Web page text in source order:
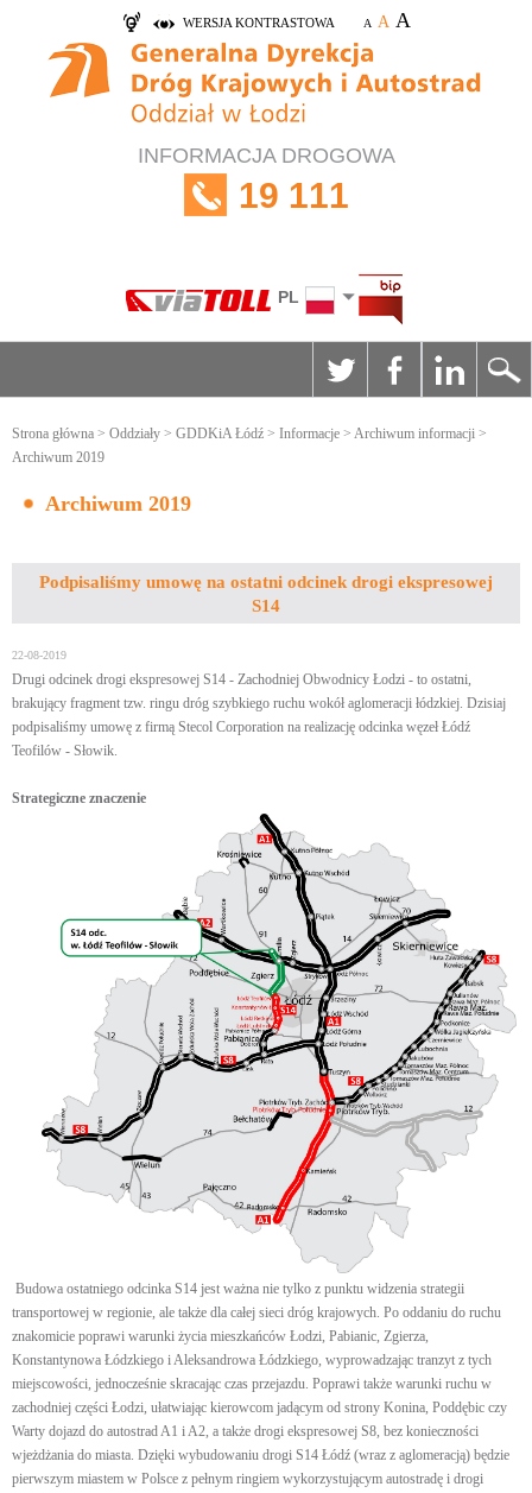
WERSJA KONTRASTOWA A A A
INFORMACJA DROGOWA
19 111
PL
Strona główna > Oddziały > GDDKiA Łódź > Informacje > Archiwum informacji >
Archiwum 2019
Archiwum 2019
Podpisaliśmy umowę na ostatni odcinek drogi ekspresowej
S14
22-08-2019
Drugi odcinek drogi ekspresowej S14 - Zachodniej Obwodnicy Łodzi - to ostatni,
brakujący fragment tzw. ringu dróg szybkiego ruchu wokół aglomeracji łódzkiej. Dzisiaj
podpisaliśmy umowę z firmą Stecol Corporation na realizację odcinka węzeł Łódź
Teofilów - Słowik.
Strategiczne znaczenie
Budowa ostatniego odcinka S14 jest ważna nie tylko z punktu widzenia strategii
transportowej w regionie, ale także dla całej sieci dróg krajowych. Po oddaniu do ruchu
znakomicie poprawi warunki życia mieszkańców Łodzi, Pabianic, Zgierza,
Konstantynowa Łódzkiego i Aleksandrowa Łódzkiego, wyprowadzając tranzyt z tych
miejscowości, jednocześnie skracając czas przejazdu. Poprawi także warunki ruchu w
zachodniej części Łodzi, ułatwiając kierowcom jadącym od strony Konina, Poddębic czy
Warty dojazd do autostrad A1 i A2, a także drogi ekspresowej S8, bez konieczności
wjeżdżania do miasta. Dzięki wybudowaniu drogi S14 Łódź (wraz z aglomeracją) będzie
pierwszym miastem w Polsce z pełnym ringiem wykorzystującym autostradę i drogi